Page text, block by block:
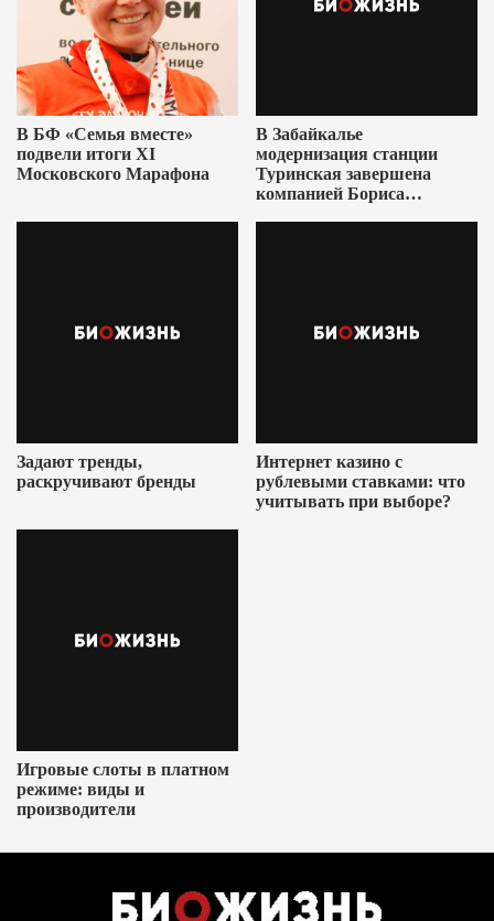
В БФ «Семья вместе»
подвели итоги XI
Московского Марафона
В Забайкалье
модернизация станции
Туринская завершена
компанией Бориса
Задают тренды,
раскручивают бренды
Интернет казино с
рублевыми ставками: что
учитывать при выборе?
Игровые слоты в платном
режиме: виды и
производители